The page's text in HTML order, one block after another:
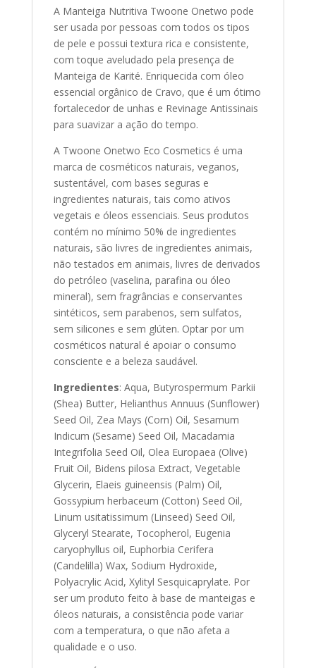
A Manteiga Nutritiva Twoone Onetwo pode
ser usada por pessoas com todos os tipos
de pele e possui textura rica e consistente,
com toque aveludado pela presença de
Manteiga de Karité. Enriquecida com óleo
essencial orgânico de Cravo, que é um ótimo
fortalecedor de unhas e Revinage Antissinais
para suavizar a ação do tempo.
A Twoone Onetwo Eco Cosmetics é uma
marca de cosméticos naturais, veganos,
sustentável, com bases seguras e
ingredientes naturais, tais como ativos
vegetais e óleos essenciais. Seus produtos
contém no mínimo 50% de ingredientes
naturais, são livres de ingredientes animais,
não testados em animais, livres de derivados
do petróleo (vaselina, parafina ou óleo
mineral), sem fragrâncias e conservantes
sintéticos, sem parabenos, sem sulfatos,
sem silicones e sem glúten. Optar por um
cosméticos natural é apoiar o consumo
consciente e a beleza saudável.
Ingredientes: Aqua, Butyrospermum Parkii
(Shea) Butter, Helianthus Annuus (Sunflower)
Seed Oil, Zea Mays (Corn) Oil, Sesamum
Indicum (Sesame) Seed Oil, Macadamia
Integrifolia Seed Oil, Olea Europaea (Olive)
Fruit Oil, Bidens pilosa Extract, Vegetable
Glycerin, Elaeis guineensis (Palm) Oil,
Gossypium herbaceum (Cotton) Seed Oil,
Linum usitatissimum (Linseed) Seed Oil,
Glyceryl Stearate, Tocopherol, Eugenia
caryophyllus oil, Euphorbia Cerifera
(Candelilla) Wax, Sodium Hydroxide,
Polyacrylic Acid, Xylityl Sesquicaprylate. Por
ser um produto feito à base de manteigas e
óleos naturais, a consistência pode variar
com a temperatura, o que não afeta a
qualidade e o uso.